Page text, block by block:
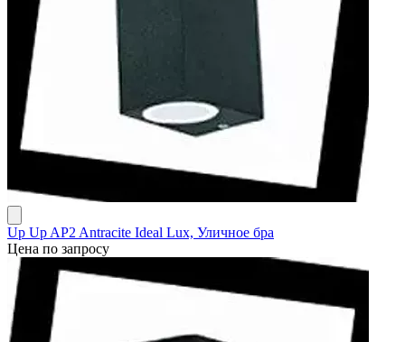
Up Up AP2 Antracite Ideal Lux, Уличное бра
Цена по запросу